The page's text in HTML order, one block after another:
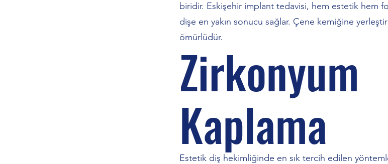
biridir. Eskişehir implant tedavisi, hem estetik hem
dişe en yakın sonucu sağlar. Çene kemiğine
ömürlüdür.
Zirkonyum
Kaplama
Estetik diş hekimliğinde en sık tercih edilen